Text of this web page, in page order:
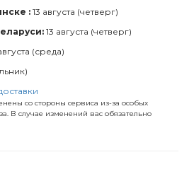
: 13 августа (четверг)
13 августа (четверг)
(среда)
со стороны сервиса из-за особых
В случае изменений вас обязательно